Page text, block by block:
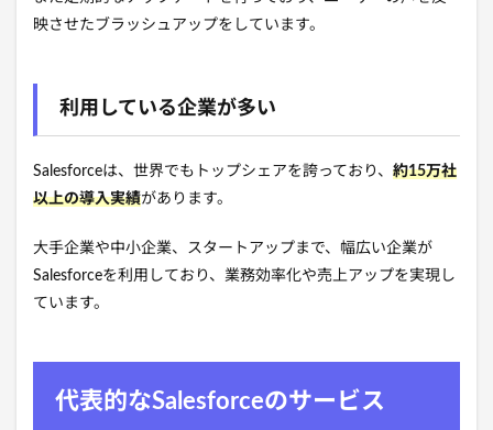
映させたブラッシュアップをしています。
利用している企業が多い
Salesforceは、世界でもトップシェアを誇っており、 約15万社
以上の導入実績があります。
大手企業や中小企業、スタートアップまで、幅広い企業が
Salesforceを利用しており、業務効率化や売上アップを実現し
ています。
代表的なSalesforceのサービス